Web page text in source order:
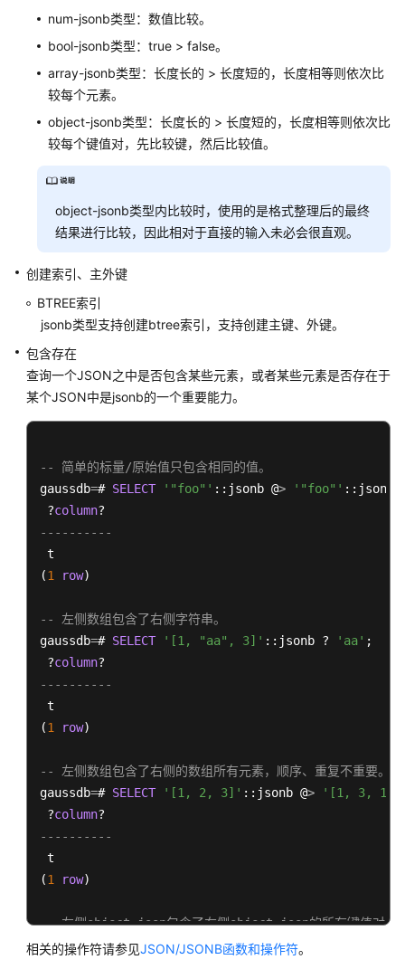
型
账
本
数
据
库
使
数
据
类
型
SET
类
aclitem
型
数
据
引
擎
持
类
型
num-jsonb类型：数值比较。
bool-jsonb类型：true > false。
array-jsonb类型：长度长的 > 长度短的，长度相等则依次比
较每个元素。
object-jsonb类型：长度长的 > 长度短的，长度相等则依次比
较每个键值对，先比较键，然后比较值。
object-jsonb类型内比较时，使用的是格式整理后的最终
结果进行比较，因此相对于直接的输入未必会很直观。
创建索引、主外键
BTREE索引
​ jsonb类型支持创建btree索引，支持创建主键、外键。
包含存在
查询一个JSON之中是否包含某些元素，或者某些元素是否存在于
某个JSON中是jsonb的一个重要能力。
-- 简单的标量/原始值只包含相同的值。
gaussdb=# SELECT '"foo"' ::jsonb @> '"foo"' ::jsonb;
?column
----------
t
(1 row)
-- 左侧数组包含了右侧字符串。
gaussdb=# SELECT '[1, "aa", 3]' ::jsonb ? 'aa' ;
?column
----------
t
(1 row)
-- 左侧数组包含了右侧的数组所有元素，顺序、重复不重要。
gaussdb=# SELECT '[1, 2, 3]' ::jsonb @> '[1, 3, 1]'
?column
----------
t
(1 row)
-- 左侧object-json包含了右侧object-json的所有键值对。
gaussdb=# SELECT '{"product": "PostgreSQL",
相关的操作符请参见JSON/JSONB函数和操作符。